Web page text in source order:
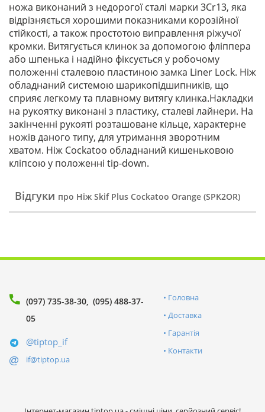
ножа виконаний з недорогої сталі марки 3Cr13, яка
відрізняється хорошими показниками корозійної
стійкості, а також простотою виправлення ріжучої
кромки. Витягується клинок за допомогою фліппера
або шпенька і надійно фіксується у робочому
положенні сталевою пластиною замка Liner Lock. Ніж
обладнаний системою шарикопідшипників, що
сприяє легкому та плавному витягу клинка.Накладки
на рукоятку виконані з пластику, сталеві лайнери. На
закінченні рукояті розташоване кільце, характерне
ножів даного типу, для утримання зворотним
хватом. Ніж Cockatoo обладнаний кишеньковою
кліпсою у положенні tip-down.
Відгуки про Ніж Skif Plus Cockatoo Orange (SPK2OR)
(097) 735-38-30 (095) 488-37-
05
@tiptop_if
if@tiptop.ua
Головна
Доставка
Гарантія
Контакти